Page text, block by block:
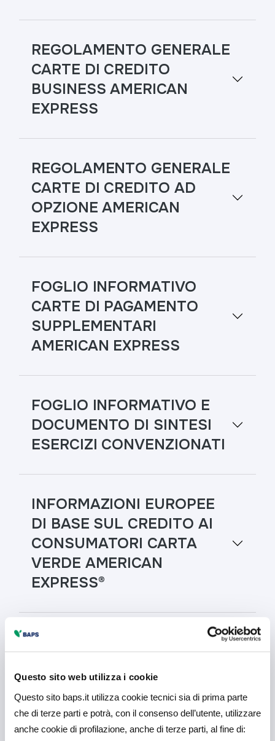
Questo sito web utilizza i cookie
Questo sito baps.it utilizza cookie tecnici sia di prima parte
che di terze parti e potrà, con il consenso dell’utente, utilizzare
anche cookie di profilazione, anche di terze parti, al fine di:
REGOLAMENTO GENERALE
CARTE DI CREDITO
BUSINESS AMERICAN
EXPRESS
REGOLAMENTO GENERALE
CARTE DI CREDITO AD
OPZIONE AMERICAN
EXPRESS
FOGLIO INFORMATIVO
CARTE DI PAGAMENTO
SUPPLEMENTARI
AMERICAN EXPRESS
FOGLIO INFORMATIVO E
DOCUMENTO DI SINTESI
ESERCIZI CONVENZIONATI
INFORMAZIONI EUROPEE
DI BASE SUL CREDITO AI
CONSUMATORI CARTA
VERDE AMERICAN
EXPRESS®
INFORMAZIONI EUROPEE
CONSUMATORI CARTA
ORO AMERICAN EXPRESS®